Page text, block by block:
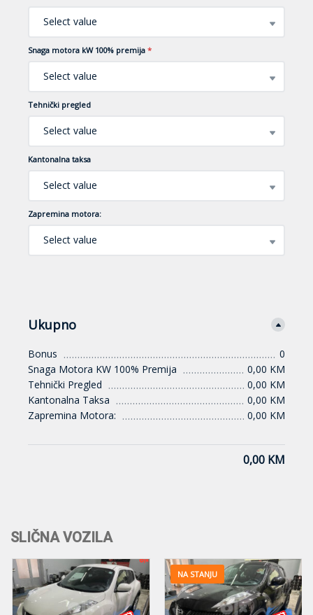
Select value
Snaga motora kW 100% premija *
Select value
Tehnički pregled
Select value
Kantonalna taksa
Select value
Zapremina motora:
Select value
Ukupno
Bonus
0
Snaga Motora KW 100% Premija
0,00 KM
Tehnički Pregled
0,00 KM
Kantonalna Taksa
0,00 KM
Zapremina Motora:
0,00 KM
0,00 KM
SLIČNA VOZILA
NA STANJU